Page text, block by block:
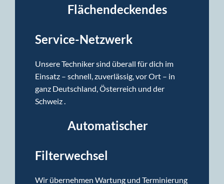
Flächendeckendes
Service-Netzwerk
Unsere Techniker sind überall für dich im
Einsatz – schnell, zuverlässig, vor Ort – in
ganz Deutschland, Österreich und der
Schweiz .
Automatischer
Filterwechsel
Wir übernehmen Wartung und Terminierung